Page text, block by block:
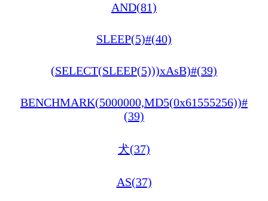
AND(81)
SLEEP(5)#(40)
(SELECT(SLEEP(5)))xAsB)#(39)
BENCHMARK(5000000,MD5(0x61555256))#
(39)
犬(37)
AS(37)